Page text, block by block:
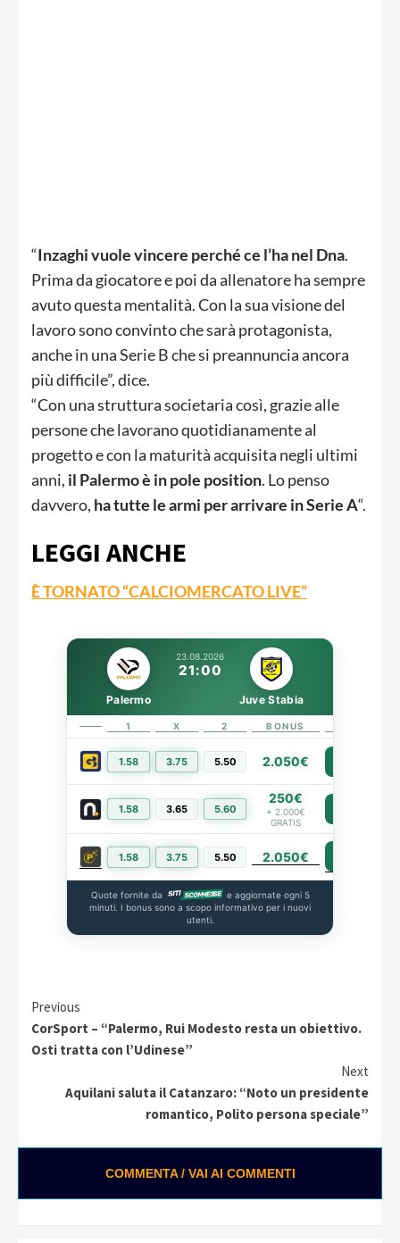
“Inzaghi vuole vincere perché ce l’ha nel Dna.
Prima da giocatore e poi da allenatore ha sempre
avuto questa mentalità. Con la sua visione del
lavoro sono convinto che sarà protagonista,
anche in una Serie B che si preannuncia ancora
più difficile”, dice.
“Con una struttura societaria così, grazie alle
persone che lavorano quotidianamente al
progetto e con la maturità acquisita negli ultimi
anni, il Palermo è in pole position. Lo penso
davvero, ha tutte le armi per arrivare in Serie A“.
LEGGI ANCHE
È TORNATO “CALCIOMERCATO LIVE”
23.08.2026
21:00
Palermo Juve Stabia
1 X 2 BONUS
1.58 3.75 5.50 2.050€
1.58 3.65 5.60
250€
+ 2.000€
GRATIS
1.58 3.75 5.50 2.050€
Quote fornite da
e aggiornate ogni 5
minuti. I bonus sono a scopo informativo per i nuovi
utenti.
Continue
Reading
Previous
CorSport – “Palermo, Rui Modesto resta un obiettivo.
Osti tratta con l’Udinese”
Next
Aquilani saluta il Catanzaro: “Noto un presidente
romantico, Polito persona speciale”
COMMENTA / VAI AI COMMENTI